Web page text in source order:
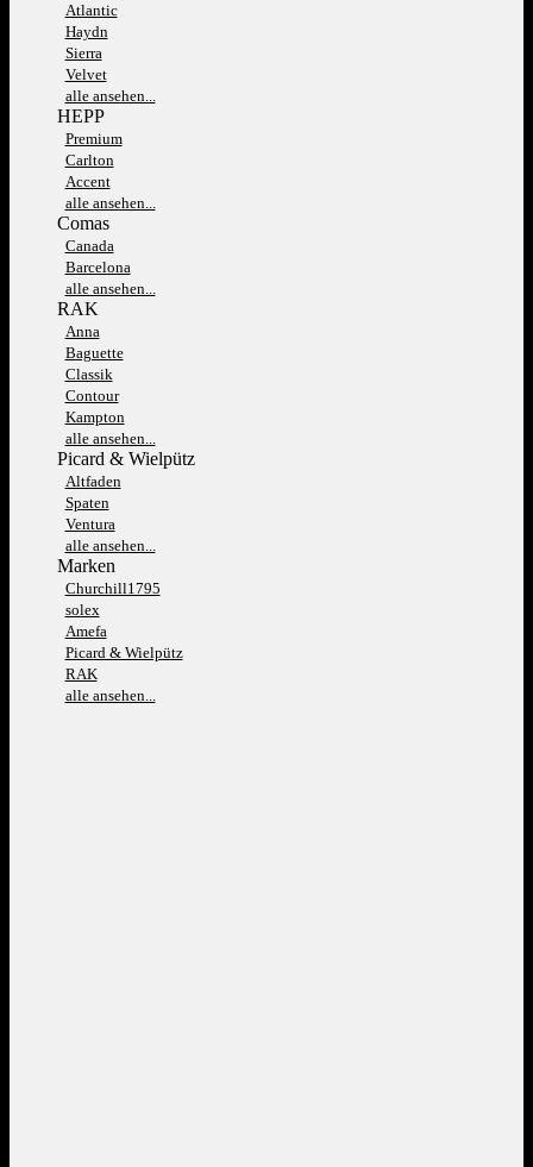
Atlantic
Haydn
Sierra
Velvet
alle ansehen...
HEPP
Premium
Carlton
Accent
alle ansehen...
Comas
Canada
Barcelona
alle ansehen...
RAK
Anna
Baguette
Classik
Contour
Kampton
alle ansehen...
Picard & Wielpütz
Altfaden
Spaten
Ventura
alle ansehen...
Marken
Churchill1795
solex
Amefa
Picard & Wielpütz
RAK
alle ansehen...